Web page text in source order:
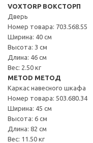
VOXTORP ВОКСТОРП
Дверь
Номер товара: 703.568.55
Ширина: 40 см
Высота: 3 см
Длина: 46 см
Вес: 2.50 кг
METOD МЕТОД
Каркас навесного шкафа
Номер товара: 503.680.34
Ширина: 45 см
Высота: 6 см
Длина: 82 см
Вес: 11.50 кг